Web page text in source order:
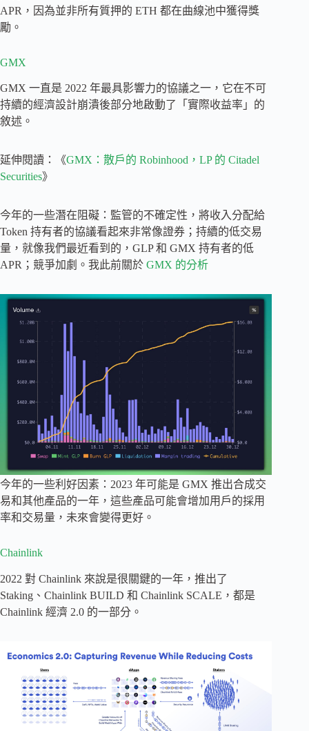
APR，因為並非所有質押的 ETH 都在曲線池中獲得獎
勵。
GMX
GMX 一直是 2022 年最具影響力的協議之一，它在不可
持續的經濟設計崩潰後部分地啟動了「實際收益率」的
敘述。
延伸閱讀：《GMX：散戶的 Robinhood，LP 的 Citadel
Securities》
今年的一些潛在阻礙：監管的不確定性，將收入分配給
Token 持有者的協議看起來非常像證券；持續的低交易
量，就像我們最近看到的，GLP 和 GMX 持有者的低
APR；競爭加劇。我此前關於 GMX 的分析
今年的一些利好因素：2023 年可能是 GMX 推出合成交
易和其他產品的一年，這些產品可能會增加用戶的採用
率和交易量，未來會變得更好。
Chainlink
2022 對 Chainlink 來說是很關鍵的一年，推出了
Staking、Chainlink BUILD 和 Chainlink SCALE，都是
Chainlink 經濟 2.0 的一部分。